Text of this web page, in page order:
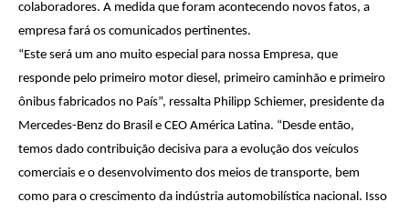
colaboradores. A medida que foram acontecendo novos fatos, a
empresa fará os comunicados pertinentes.
“Este será um ano muito especial para nossa Empresa, que
responde pelo primeiro motor diesel, primeiro caminhão e primeiro
ônibus fabricados no País”, ressalta Philipp Schiemer, presidente da
Mercedes-Benz do Brasil e CEO América Latina. “Desde então,
temos dado contribuição decisiva para a evolução dos veículos
comerciais e o desenvolvimento dos meios de transporte, bem
como para o crescimento da indústria automobilística nacional. Isso